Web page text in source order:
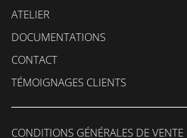
ATELIER
DOCUMENTATIONS
CONTACT
TÉMOIGNAGES CLIENTS
CONDITIONS GÉNÉRALES DE VENTE